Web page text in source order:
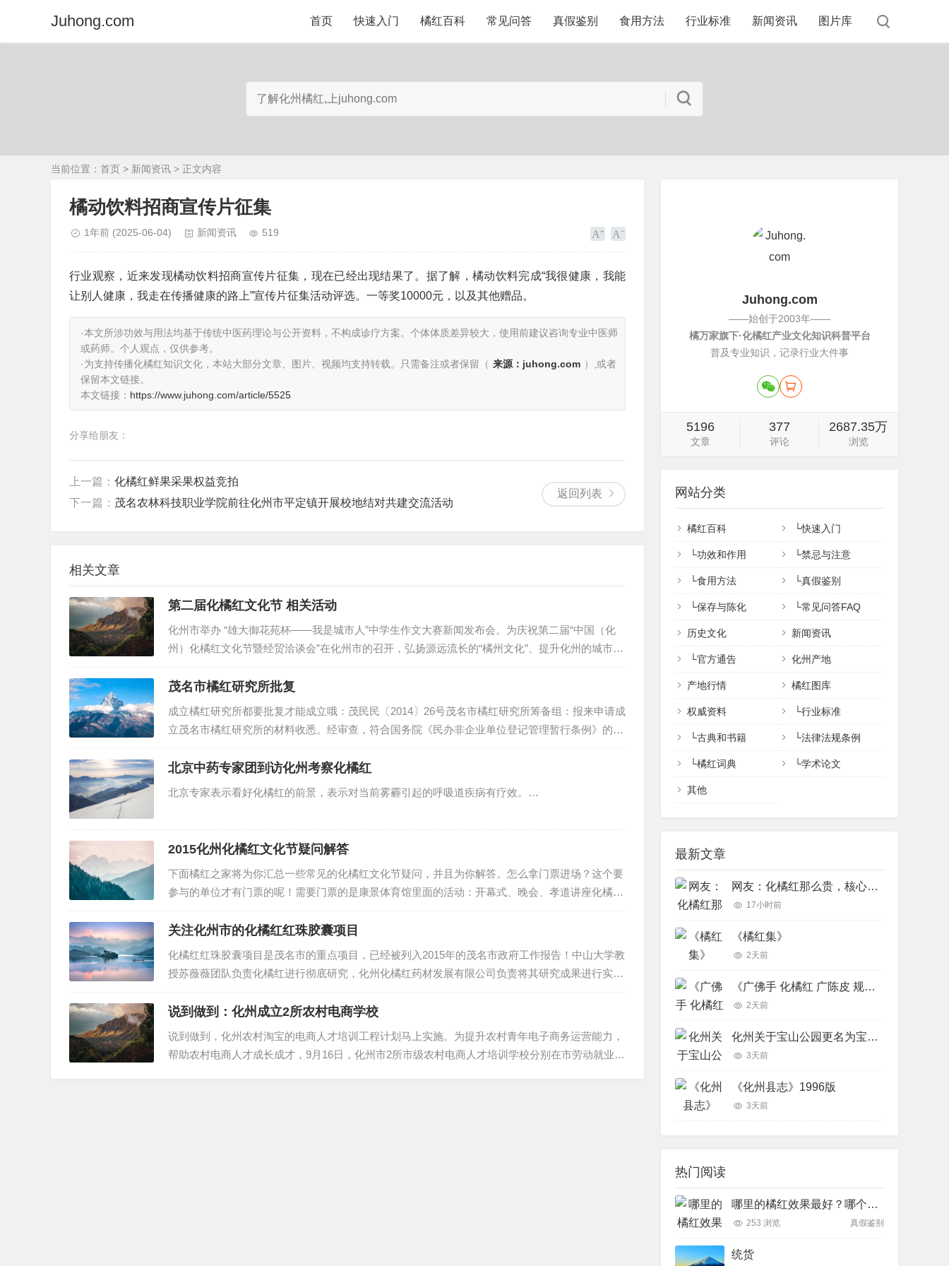
Juhong.com 首页 快速入门 橘红百科 常见问答 真假鉴别 食用方法 行业标准 新闻资讯 图片库
当前位置： 首页 > 新闻资讯 > 正文内容
橘动饮料招商宣传片征集
1年前 (2025-06-04) 新闻资讯 519
行业观察，近来发现橘动饮料招商宣传片征集，现在已经出现结果了。据了解，橘动饮料完成“我很健康，我能
让别人健康，我走在传播健康的路上”宣传片征集活动评选。一等奖10000元，以及其他赠品。
·本文所涉功效与用法均基于传统中医药理论与公开资料，不构成诊疗方案。个体体质差异较大，使用前建议咨询专业中医师
或药师。个人观点，仅供参考。
·为支持传播化橘红知识文化，本站大部分文章、图片、视频均支持转载。只需备注或者保留（ 来源：juhong.com ）,或者
保留本文链接。
本文链接： https://www.juhong.com/article/5525
分享给朋友：
返回列表
上一篇： 化橘红鲜果采果权益竞拍
下一篇： 茂名农林科技职业学院前往化州市平定镇开展校地结对共建交流活动
相关文章
第二届化橘红文化节 相关活动
化州市举办 “雄大御花苑杯——我是城市人”中学生作文大赛新闻发布会。为庆祝第二届“中国（化
州）化橘红文化节暨经贸洽谈会”在化州市的召开，弘扬源远流长的“橘州文化”、提升化州的城市形
象地位以及城市竞争力，营造浓厚的文化氛围，培养广大中学生的写作能力，化州市委宣传部、化
州市教育局决定在该市举办“2010…
茂名市橘红研究所批复
成立橘红研究所都要批复才能成立哦：茂民民〔2014〕26号茂名市橘红研究所筹备组：报来申请成
立茂名市橘红研究所的材料收悉。经审查，符合国务院《民办非企业单位登记管理暂行条例》的规
定，同意茂名市橘红研究所成立登记，具备法人资格，发给《民办非企业单位（法人）登记证
书》。请按有关规定履行民办非企业单位法人…
北京中药专家团到访化州考察化橘红
北京专家表示看好化橘红的前景，表示对当前雾霾引起的呼吸道疾病有疗效。…
2015化州化橘红文化节疑问解答
下面橘红之家将为你汇总一些常见的化橘红文化节疑问，并且为你解答。怎么拿门票进场？这个要
参与的单位才有门票的呢！需要门票的是康景体育馆里面的活动：开幕式、晚会、孝道讲座化橘红
文化节在什么地方举行？化州市区市府附近康景体育馆橘红文化节在什么时间举行？正在举行，
2015年8月24日-26日…
关注化州市的化橘红红珠胶囊项目
化橘红红珠胶囊项目是茂名市的重点项目，已经被列入2015年的茂名市政府工作报告！中山大学教
授苏薇薇团队负责化橘红进行彻底研究，化州化橘红药材发展有限公司负责将其研究成果进行实
现，这就是红珠胶囊的项目。该项目将直接拉动化州橘红的需求，对于当前的一些滞销问题，可能
得到解决。目前，该项目正在进行中...国…
说到做到：化州成立2所农村电商学校
说到做到，化州农村淘宝的电商人才培训工程计划马上实施。为提升农村青年电子商务运营能力，
帮助农村电商人才成长成才，9月16日，化州市2所市级农村电商人才培训学校分别在市劳动就业培
Juhong.com
——始创于2003年——
橘万家旗下·化橘红产业文化知识科普平台
普及专业知识，记录行业大件事
5196
文章
377
评论
2687.35万
浏览
网站分类
橘红百科 └快速入门
└功效和作用 └禁忌与注意
└食用方法 └真假鉴别
└保存与陈化 └常见问答FAQ
历史文化 新闻资讯
└官方通告 化州产地
产地行情 橘红图库
权威资料 └行业标准
└古典和书籍 └法律法规条例
└橘红词典 └学术论文
其他
最新文章
网友：化橘红那么贵，核心功效完全可以用便宜的橘红、陈皮完美代替吗？
17小时前
《橘红集》
2天前
《广佛手 化橘红 广陈皮 规范化栽培技术》
2天前
化州关于宝山公园更名为宝山贡园的征求意见稿
3天前
《化州县志》1996版
3天前
热门阅读
哪里的橘红效果最好？哪个产地排名最前面
253 浏览 真假鉴别
统货